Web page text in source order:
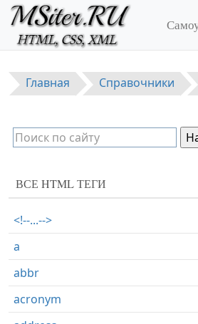
Перейти к основному содержанию
Главная Справочники
ВСЕ HTML ТЕГИ
<!--...-->
a
abbr
acronym